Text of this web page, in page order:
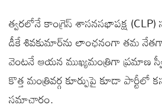
త్వరలోనే కాంగ్రెస్ శాసనసభాపక్ష
డీకే శివకుమార్‌ను లాంఛనంగా తమ నేతగా
వెంటనే ఆయన ముఖ్యమంత్రిగా ప్రమాణ
కొత్త మంత్రివర్గ కూర్పుపై కూడా పార్టీలో
సమాచారం.